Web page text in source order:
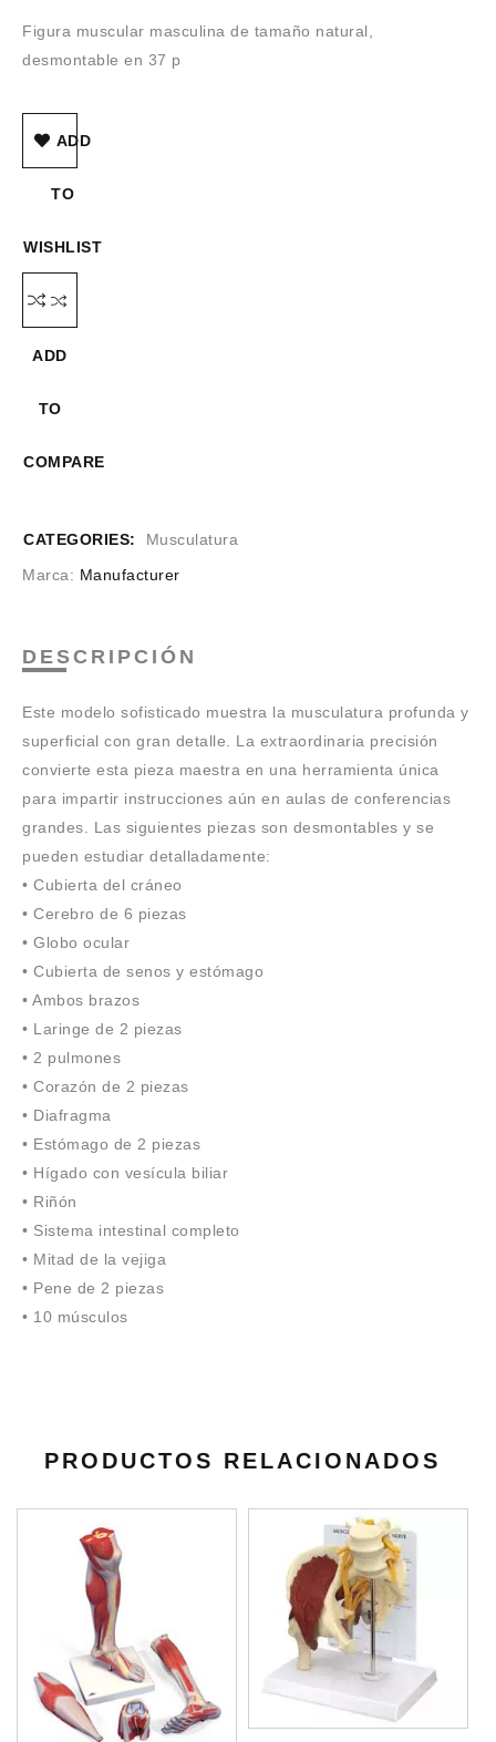
Figura muscular masculina de tamaño natural,
desmontable en 37 p
ADD
TO
WISHLIST
ADD
TO
COMPARE
CATEGORIES:
Musculatura
Marca: Manufacturer
DESCRIPCIÓN
Este modelo sofisticado muestra la musculatura profunda y
superficial con gran detalle. La extraordinaria precisión
convierte esta pieza maestra en una herramienta única
para impartir instrucciones aún en aulas de conferencias
grandes. Las siguientes piezas son desmontables y se
pueden estudiar detalladamente:
• Cubierta del cráneo
• Cerebro de 6 piezas
• Globo ocular
• Cubierta de senos y estómago
• Ambos brazos
• Laringe de 2 piezas
• 2 pulmones
• Corazón de 2 piezas
• Diafragma
• Estómago de 2 piezas
• Hígado con vesícula biliar
• Riñón
• Sistema intestinal completo
• Mitad de la vejiga
• Pene de 2 piezas
• 10 músculos
PRODUCTOS RELACIONADOS